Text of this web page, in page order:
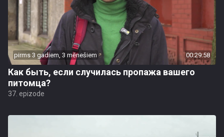
pirms 3 gadiem, 3 mēnešiem 00:29:58
Как быть, если случилась пропажа вашего
питомца?
37. epizode